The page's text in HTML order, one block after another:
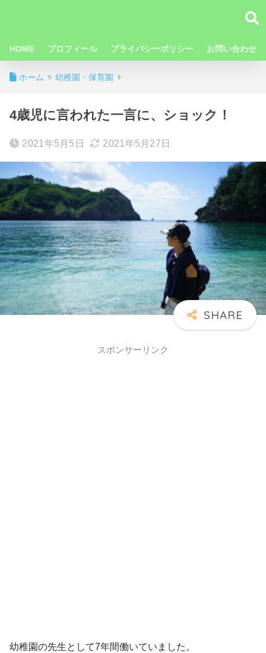
HOME プロフィール プライバシーポリシー お問い合わせ
ホーム 幼稚園・保育園
4歳児に言われた一言に、ショック！
2021年5月5日 2021年5月27日
スポンサーリンク
幼稚園の先生として7年間働いていました。